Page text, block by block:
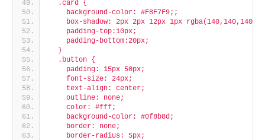
  .card {
    background-color: #F8F7F9;;
box-shadow: 2px 2px 12px 1px
    padding-top:10px;
    padding-bottom:20px;
  }
  .button {
    padding: 15px 50px;
    font-size: 24px;
    text-align: center;
    outline: none;
    color: #fff;
    background-color: #0f8b8d;
    border: none;
    border-radius: 5px;